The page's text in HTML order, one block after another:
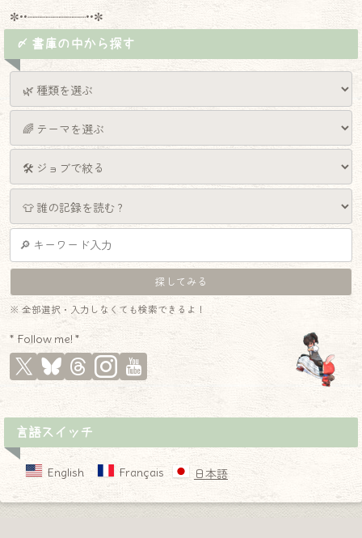
✼••┈┈┈┈┈┈┈┈┈••✼
〆 書庫の中から探す
※ 全部選択・入力しなくても検索できるよ！
* Follow me! *
言語スイッチ
English Français 日本語